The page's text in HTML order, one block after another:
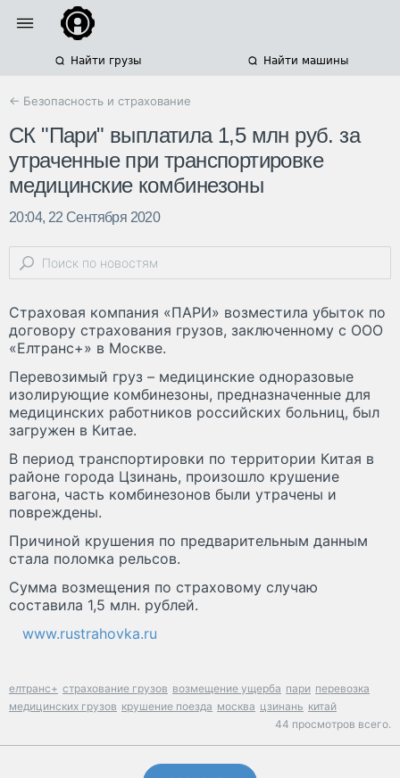
Найти грузы Найти машины
← Безопасность и страхование
СК "Пари" выплатила 1,5 млн руб. за
утраченные при транспортировке
медицинские комбинезоны
20:04, 22 Сентября 2020
Страховая компания «ПАРИ» возместила убыток по
договору страхования грузов, заключенному с ООО
«Елтранс+» в Москве.
Перевозимый груз – медицинские одноразовые
изолирующие комбинезоны, предназначенные для
медицинских работников российских больниц, был
загружен в Китае.
В период транспортировки по территории Китая в
районе города Цзинань, произошло крушение
вагона, часть комбинезонов были утрачены и
повреждены.
Причиной крушения по предварительным данным
стала поломка рельсов.
Сумма возмещения по страховому случаю
составила 1,5 млн. рублей.
www.rustrahovka.ru
елтранс+ страхование грузов возмещение ущерба пари перевозка
медицинских грузов крушение поезда москва цзинань китай
44 просмотров всего.